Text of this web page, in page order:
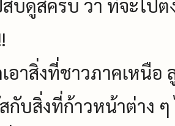
บดูสิครับ ว่า ที่จะไป
อาสิ่งที่ชาวภาคเหนื
กับสิ่งที่ก้าวหน้าต่าง ๆ